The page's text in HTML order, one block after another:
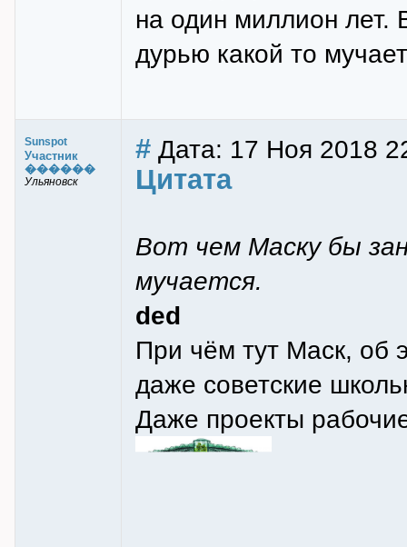
на один миллион лет.
дурью какой то
Sunspot
Участник
������
Ульяновск
# Дата: 17 Ноя 2018
Цитата
Вот чем Маску бы
мучается.
ded
При чём тут Маск, об
даже советские
Даже проекты